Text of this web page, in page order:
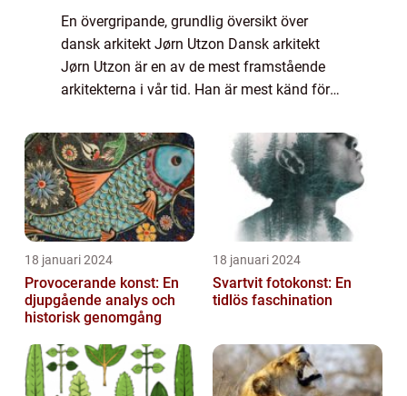
En övergripande, grundlig översikt över
dansk arkitekt Jørn Utzon Dansk arkitekt
Jørn Utzon är en av de mest framstående
arkitekterna i vår tid. Han är mest känd för
och hans unika bidrag till modernistisk ar...
18 januari 2024
Provocerande konst: En
djupgående analys och
historisk genomgång
18 januari 2024
Svartvit fotokonst: En
tidlös faschination